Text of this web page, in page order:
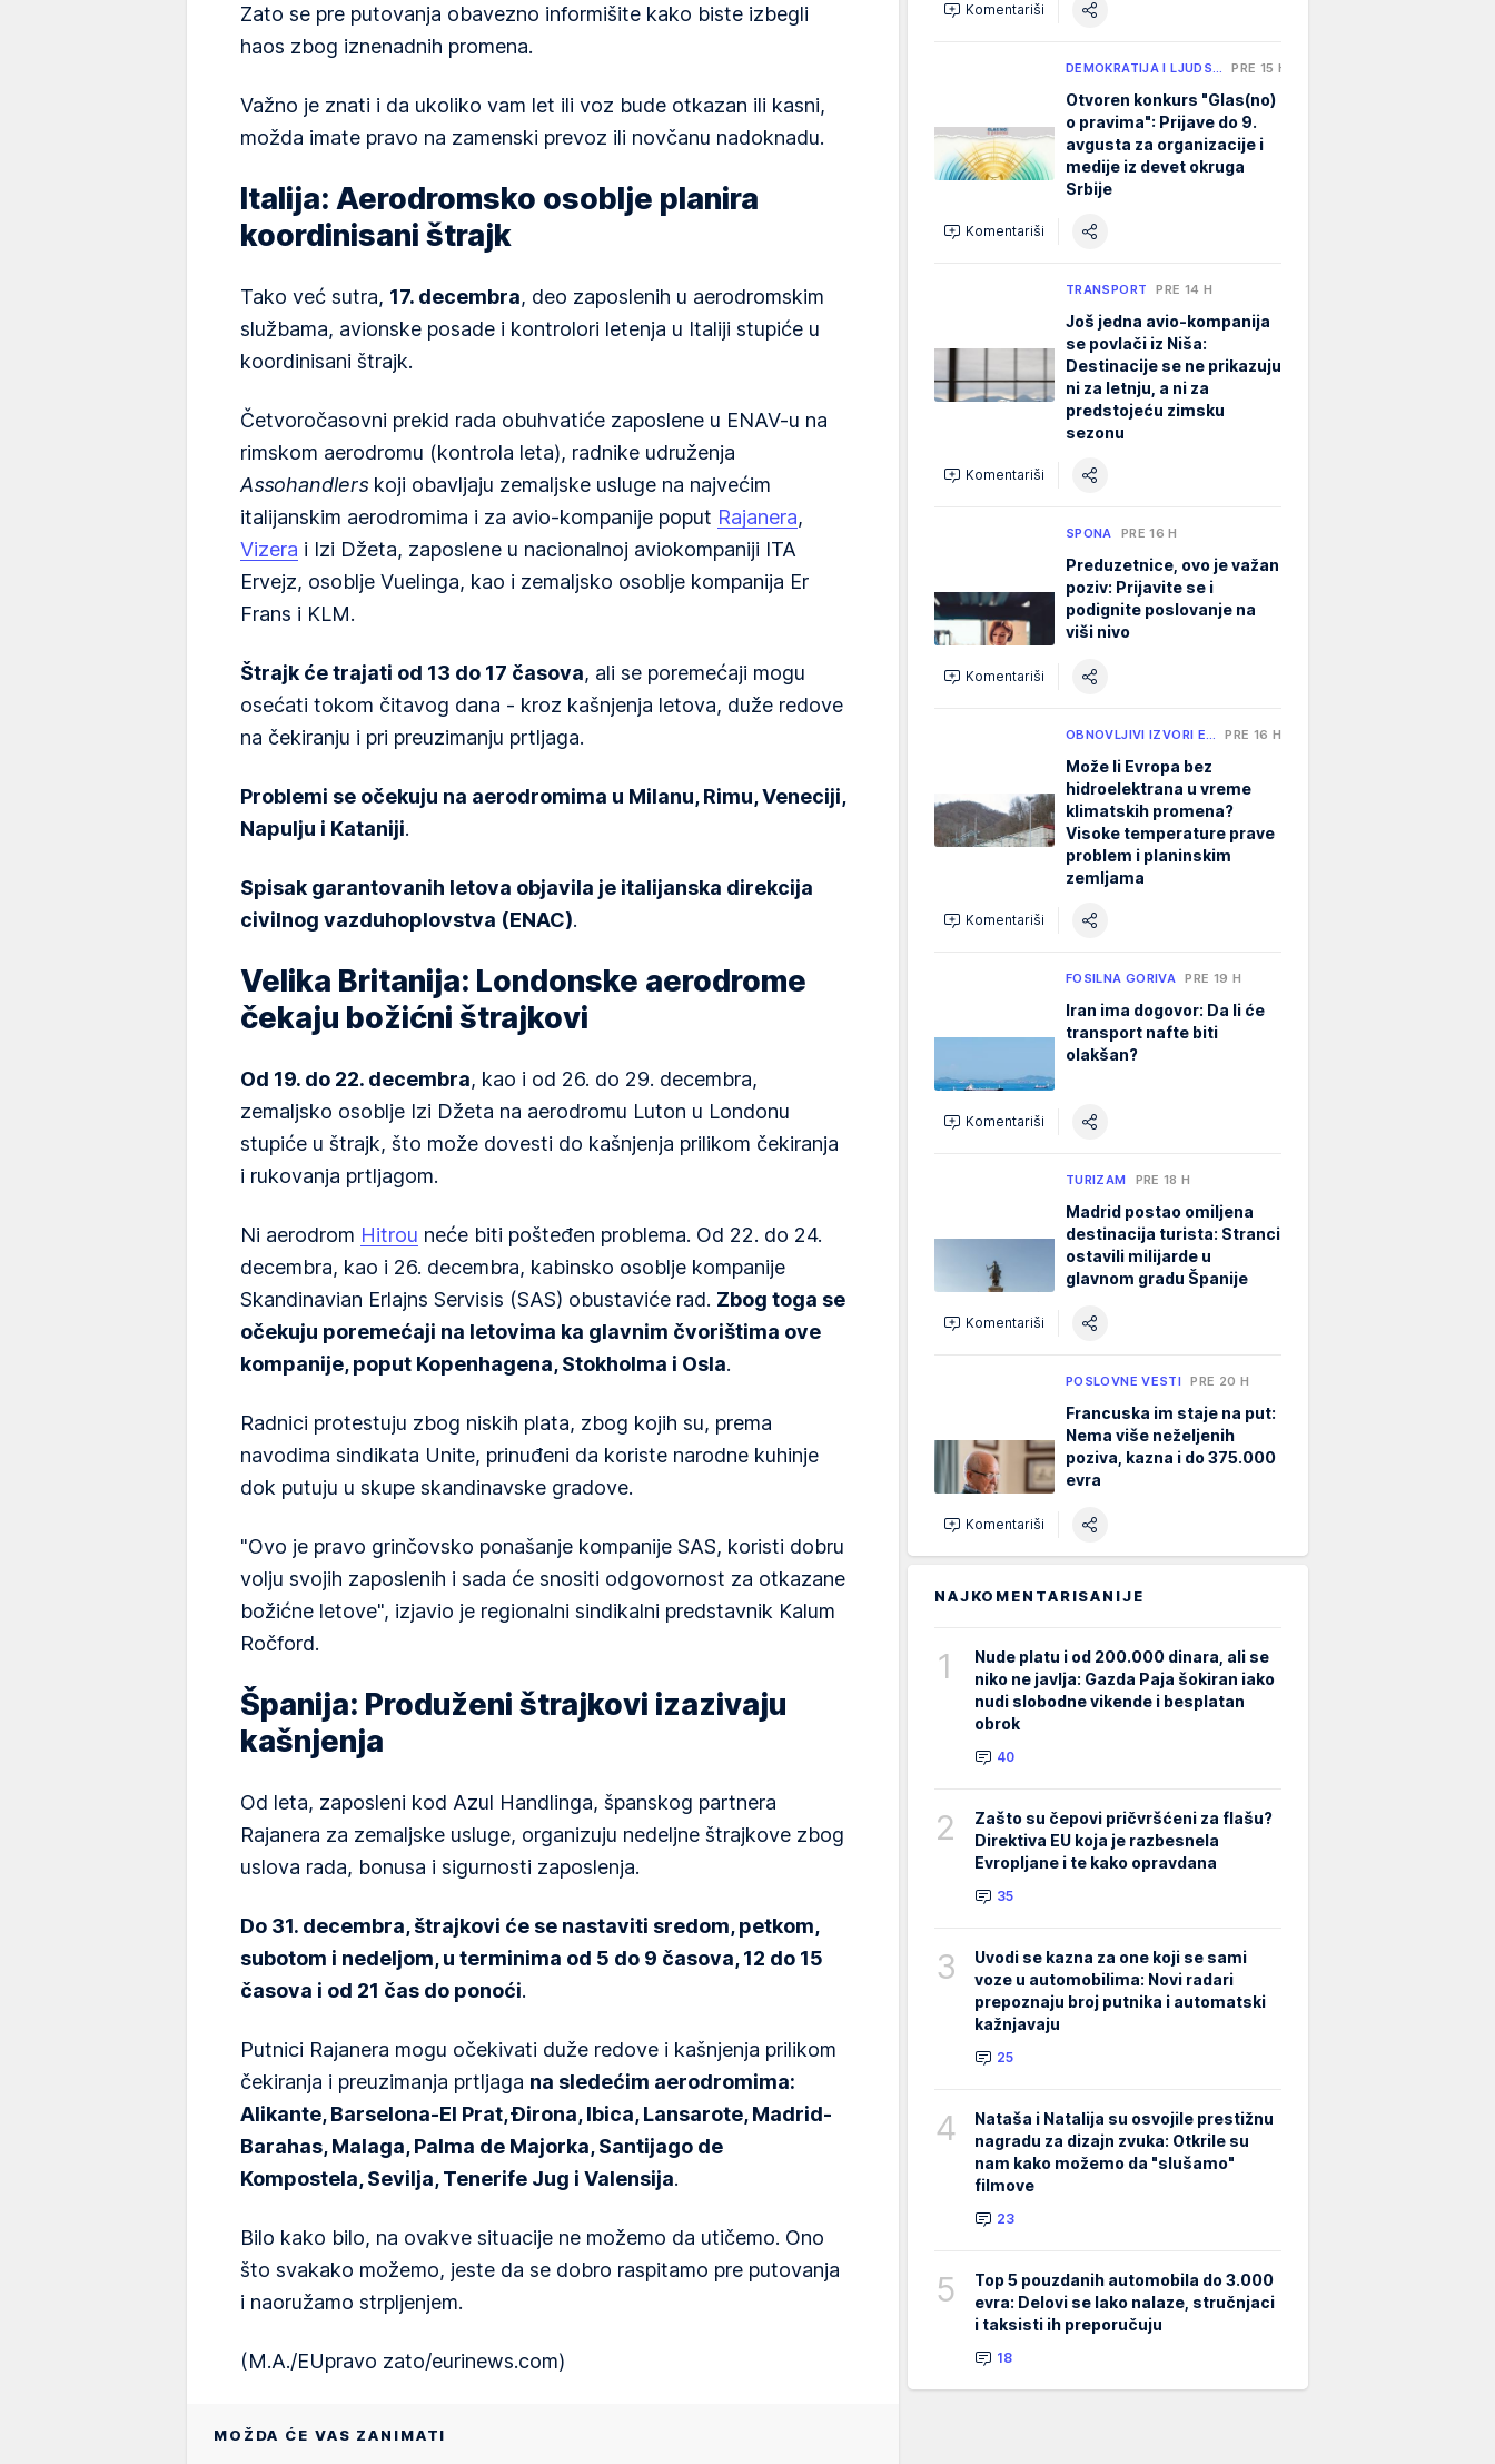
Zato se pre putovanja obavezno informišite kako biste izbegli
haos zbog iznenadnih promena.
Važno je znati i da ukoliko vam let ili voz bude otkazan ili kasni,
možda imate pravo na zamenski prevoz ili novčanu nadoknadu.
Italija: Aerodromsko osoblje planira
koordinisani štrajk
Tako već sutra, 17. decembra, deo zaposlenih u aerodromskim
službama, avionske posade i kontrolori letenja u Italiji stupiće u
koordinisani štrajk.
Četvoročasovni prekid rada obuhvatiće zaposlene u ENAV-u na
rimskom aerodromu (kontrola leta), radnike udruženja
Assohandlers koji obavljaju zemaljske usluge na najvećim
italijanskim aerodromima i za avio-kompanije poput Rajanera,
Vizera i Izi Džeta, zaposlene u nacionalnoj aviokompaniji ITA
Ervejz, osoblje Vuelinga, kao i zemaljsko osoblje kompanija Er
Frans i KLM.
Štrajk će trajati od 13 do 17 časova, ali se poremećaji mogu
osećati tokom čitavog dana - kroz kašnjenja letova, duže redove
na čekiranju i pri preuzimanju prtljaga.
Problemi se očekuju na aerodromima u Milanu, Rimu, Veneciji,
Napulju i Kataniji.
Spisak garantovanih letova objavila je italijanska direkcija
civilnog vazduhoplovstva (ENAC).
Velika Britanija: Londonske aerodrome
čekaju božićni štrajkovi
Od 19. do 22. decembra, kao i od 26. do 29. decembra,
zemaljsko osoblje Izi Džeta na aerodromu Luton u Londonu
stupiće u štrajk, što može dovesti do kašnjenja prilikom čekiranja
i rukovanja prtljagom.
Ni aerodrom Hitrou neće biti pošteđen problema. Od 22. do 24.
decembra, kao i 26. decembra, kabinsko osoblje kompanije
Skandinavian Erlajns Servisis (SAS) obustaviće rad. Zbog toga se
očekuju poremećaji na letovima ka glavnim čvorištima ove
kompanije, poput Kopenhagena, Stokholma i Osla.
Radnici protestuju zbog niskih plata, zbog kojih su, prema
navodima sindikata Unite, prinuđeni da koriste narodne kuhinje
dok putuju u skupe skandinavske gradove.
"Ovo je pravo grinčovsko ponašanje kompanije SAS, koristi dobru
volju svojih zaposlenih i sada će snositi odgovornost za otkazane
božićne letove", izjavio je regionalni sindikalni predstavnik Kalum
Ročford.
Španija: Produženi štrajkovi izazivaju
kašnjenja
Od leta, zaposleni kod Azul Handlinga, španskog partnera
Rajanera za zemaljske usluge, organizuju nedeljne štrajkove zbog
uslova rada, bonusa i sigurnosti zaposlenja.
Do 31. decembra, štrajkovi će se nastaviti sredom, petkom,
subotom i nedeljom, u terminima od 5 do 9 časova, 12 do 15
časova i od 21 čas do ponoći.
Putnici Rajanera mogu očekivati duže redove i kašnjenja prilikom
čekiranja i preuzimanja prtljaga na sledećim aerodromima:
Alikante, Barselona-El Prat, Đirona, Ibica, Lansarote, Madrid-
Barahas, Malaga, Palma de Majorka, Santijago de
Kompostela, Sevilja, Tenerife Jug i Valensija.
Bilo kako bilo, na ovakve situacije ne možemo da utičemo. Ono
što svakako možemo, jeste da se dobro raspitamo pre putovanja
i naoružamo strpljenjem.
(M.A./EUpravo zato/eurinews.com)
MOŽDA ĆE VAS ZANIMATI
Komentariši
DEMOKRATIJA I LJUDS… PRE 15 H
Otvoren konkurs "Glas(no)
o pravima": Prijave do 9.
avgusta za organizacije i
medije iz devet okruga
Srbije
Komentariši
TRANSPORT PRE 14 H
Još jedna avio-kompanija
se povlači iz Niša:
Destinacije se ne prikazuju
ni za letnju, a ni za
predstojeću zimsku
sezonu
Komentariši
SPONA PRE 16 H
Preduzetnice, ovo je važan
poziv: Prijavite se i
podignite poslovanje na
viši nivo
Komentariši
OBNOVLJIVI IZVORI E… PRE 16 H
Može li Evropa bez
hidroelektrana u vreme
klimatskih promena?
Visoke temperature prave
problem i planinskim
zemljama
Komentariši
FOSILNA GORIVA PRE 19 H
Iran ima dogovor: Da li će
transport nafte biti
olakšan?
Komentariši
TURIZAM PRE 18 H
Madrid postao omiljena
destinacija turista: Stranci
ostavili milijarde u
glavnom gradu Španije
Komentariši
POSLOVNE VESTI PRE 20 H
Francuska im staje na put:
Nema više neželjenih
poziva, kazna i do 375.000
evra
Komentariši
NAJKOMENTARISANIJE
1
Nude platu i od 200.000 dinara, ali se
niko ne javlja: Gazda Paja šokiran iako
nudi slobodne vikende i besplatan
obrok
40
2
Zašto su čepovi pričvršćeni za flašu?
Direktiva EU koja je razbesnela
Evropljane i te kako opravdana
35
3
Uvodi se kazna za one koji se sami
voze u automobilima: Novi radari
prepoznaju broj putnika i automatski
kažnjavaju
25
4
Nataša i Natalija su osvojile prestižnu
nagradu za dizajn zvuka: Otkrile su
nam kako možemo da "slušamo"
filmove
23
5
Top 5 pouzdanih automobila do 3.000
evra: Delovi se lako nalaze, stručnjaci
i taksisti ih preporučuju
18